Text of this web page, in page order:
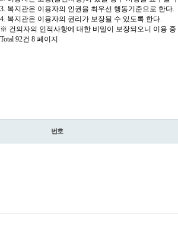
3. 복지관은 이용자의 인권을 최우선 행동기준으로 한다.
4. 복지관은 이용자의 권리가 보장될 수 있도록 한다.
※ 건의자의 인적사항에 대한 비밀이 보장되오니 이용
Total 92건 8 페이지
번호